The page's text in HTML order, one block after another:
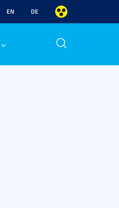
EN DE